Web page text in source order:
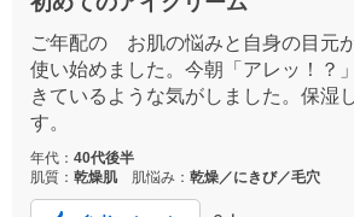
ご年配の お肌の悩みと自身の目元
使い始めました。今朝「アレッ！？
きているような気がしました。保湿
す。
年代： 40代後半
肌質： 乾燥肌 肌悩み： 乾燥／にきび／毛穴